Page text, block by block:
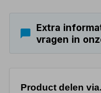
Extra
vragen in
Product delen